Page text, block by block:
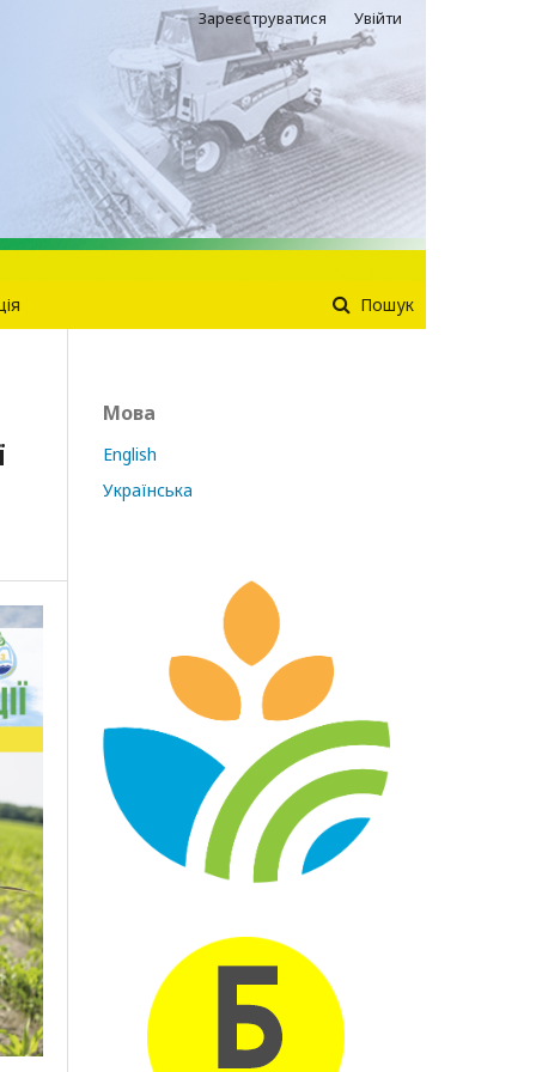
Пошук
Зареєструватися Увійти
Мова
English
Українська